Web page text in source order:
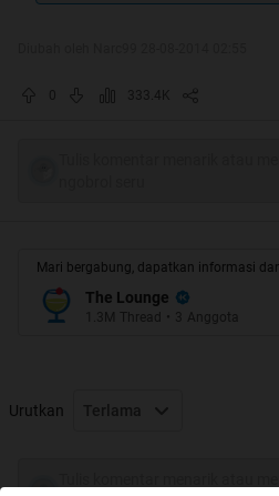
Hot
Thanks utk
0 333.4K
Mari bergabung, dapatkan informasi
The Lounge
1.3M Thread • 3 Anggota
Urutkan Terlama